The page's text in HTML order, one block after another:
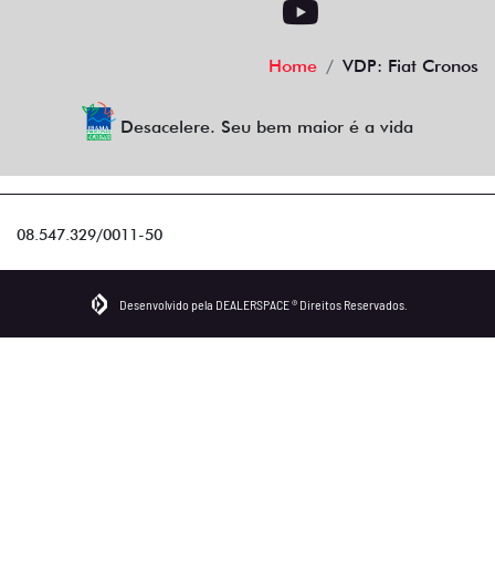
Home VDP: Fiat Cronos
Desacelere. Seu bem maior é a vida
08.547.329/0011-50
Desenvolvido pela DEALERSPACE ® Direitos Reservados.